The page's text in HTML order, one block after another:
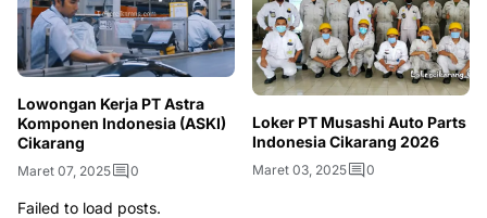
Lowongan Kerja PT Astra
Komponen Indonesia (ASKI)
Cikarang
Maret 07, 2025 0
Loker PT Musashi Auto Pаrtѕ
Indоnеѕіа Cikarang 2026
Maret 03, 2025 0
Failed to load posts.